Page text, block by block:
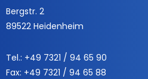
Bergstr. 2
89522 Heidenheim
Tel.: +49 7321 / 94 65 90
Fax: +49 7321 / 94 65 88